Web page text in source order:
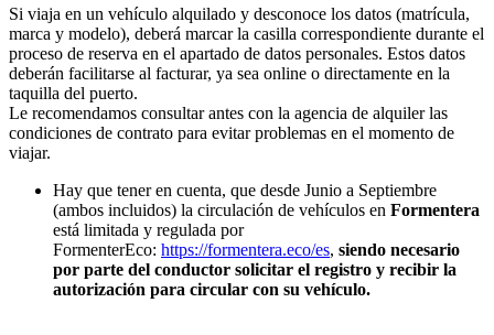
Si viaja en un vehículo alquilado y desconoce los datos (matrícula,
marca y modelo), deberá marcar la casilla correspondiente durante el
proceso de reserva en el apartado de datos personales. Estos datos
deberán facilitarse al facturar, ya sea online o directamente en la
taquilla del puerto.
Le recomendamos consultar antes con la agencia de alquiler las
condiciones de contrato para evitar problemas en el momento de
viajar.
Hay que tener en cuenta, que desde Junio a Septiembre
(ambos incluidos) la circulación de vehículos en Formentera
está limitada y regulada por
FormenterEco: https://formentera.eco/es, siendo necesario
por parte del conductor solicitar el registro y recibir la
autorización para circular con su vehículo.